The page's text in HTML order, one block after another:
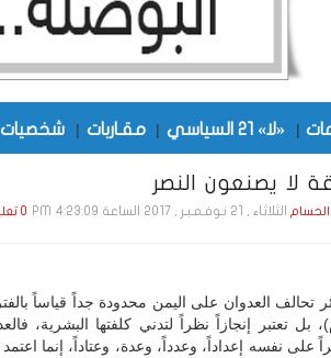
| «لا» 21 السياسي | مقـاربات | شخصيات
لا يصنعون النصر
الثلاثاء , 21 نـوفـمـبـر , 2017 الساعة 4:23:09 PM 0 تعليقات
تحالف العدوان على اليمن محدودة جداً قياساً
بل تعتبر إنجازاً نظراً لتدني كلفتها البشرية،
على نفسه إعداداً، وعدداً، وعدة، وعتاداً، إنما